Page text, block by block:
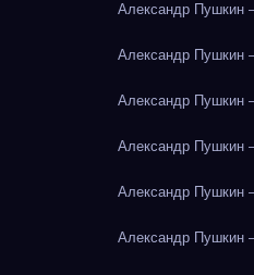
Александр Пушкин
Александр Пушкин
Александр Пушкин
Александр Пушкин
Александр Пушкин
Александр Пушкин